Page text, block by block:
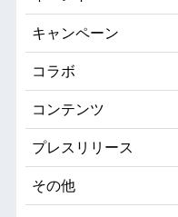
キャンペーン
コラボ
コンテンツ
プレスリリース
その他